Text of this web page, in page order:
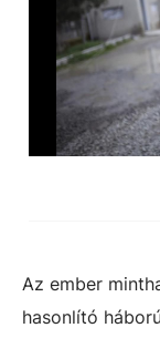
Az ember
hasonlító